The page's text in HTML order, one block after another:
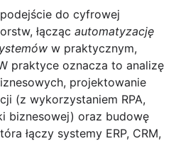
do cyfrowej
łącząc automatyzację
w praktycznym,
praktyce oznacza to analizę
projektowanie
(z wykorzystaniem RPA,
biznesowej) oraz budowę
łączy systemy ERP, CRM,